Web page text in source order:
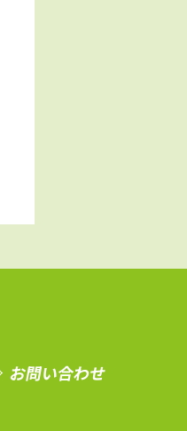
お問い合わせ